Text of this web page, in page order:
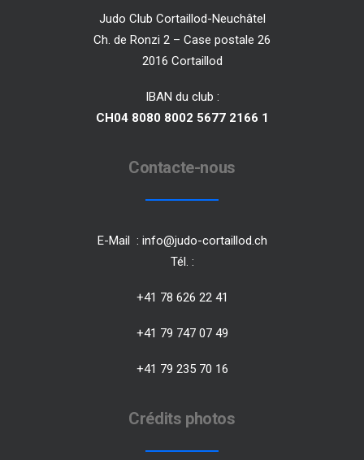
Judo Club Cortaillod-Neuchâtel
Ch. de Ronzi 2 – Case postale 26
2016 Cortaillod
IBAN du club :
CH04 8080 8002 5677 2166 1
Contacte-nous
E-Mail : info@judo-cortaillod.ch
Tél. :
+41 78 626 22 41
+41 79 747 07 49
+41 79 235 70 16
Crédits photos